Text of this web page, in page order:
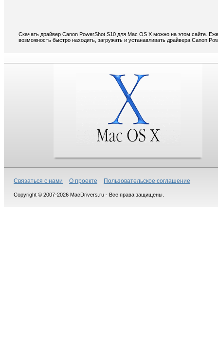
Скачать драйвер Canon PowerShot S10 для Mac OS X можно на этом сайте.
возможность быстро находить, загружать и устанавливать драйвера Canon
Связаться с нами О проекте Пользовательское соглашение
Copyright © 2007-2026 MacDrivers.ru - Все права защищены.